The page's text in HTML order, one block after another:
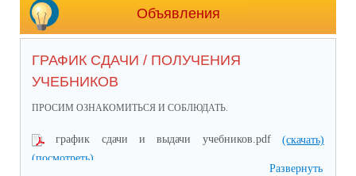
Объявления
ГРАФИК СДАЧИ / ПОЛУЧЕНИЯ
УЧЕБНИКОВ
ПРОСИМ ОЗНАКОМИТЬСЯ И СОБЛЮДАТЬ.
график сдачи и выдачи учебников.pdf(скачать)
(посмотреть)
Развернуть